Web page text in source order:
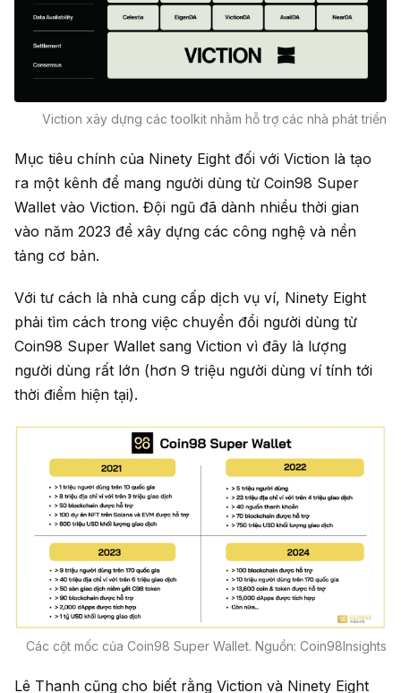
Viction xây dựng các toolkit nhằm hỗ trợ các nhà phát triển
Mục tiêu chính của Ninety Eight đối với Viction là tạo
ra một kênh để mang người dùng từ Coin98 Super
Wallet vào Viction. Đội ngũ đã dành nhiều thời gian
vào năm 2023 để xây dựng các công nghệ và nền
tảng cơ bản.
Với tư cách là nhà cung cấp dịch vụ ví, Ninety Eight
phải tìm cách trong việc chuyển đổi người dùng từ
Coin98 Super Wallet sang Viction vì đây là lượng
người dùng rất lớn (hơn 9 triệu người dùng ví tính tới
thời điểm hiện tại).
Các cột mốc của Coin98 Super Wallet. Nguồn: Coin98Insights
Lê Thanh cũng cho biết rằng Viction và Ninety Eight